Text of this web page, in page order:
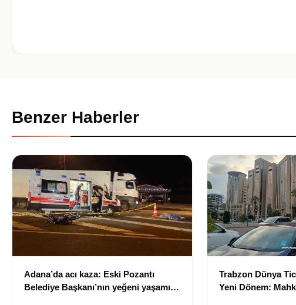
Benzer Haberler
Adana’da acı kaza: Eski Pozantı
Belediye Başkanı’nın yeğeni yaşamını
Trabzon Dünya
Yeni Dönem: